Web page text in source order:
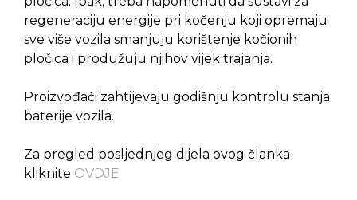
regeneraciju energije pri kočenju koji opremaju
sve više vozila smanjuju korištenje kočionih
pločica i produžuju njihov vijek trajanja.
Proizvođači zahtijevaju godišnju kontrolu stanja
baterije vozila.
Za pregled posljednjeg dijela ovog članka
kliknite OVDJE